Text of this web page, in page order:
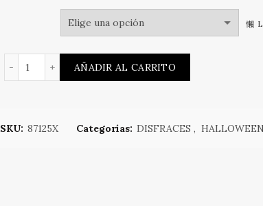
Nena fitness 80' plus cantidad
AÑADIR AL CARRITO
SKU: 87125X Categorías: DISFRACES ,